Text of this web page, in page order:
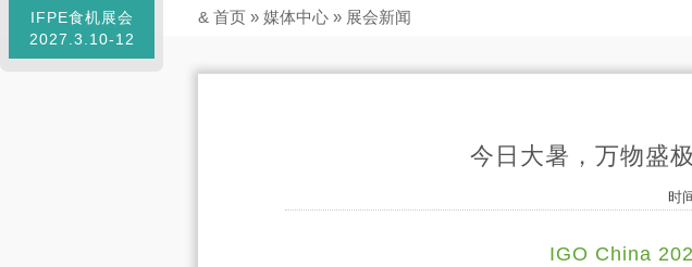
IFPE食机展会
2027.3.10-12
& 首页 » 媒体中心 » 展会新闻
今日大暑，万物盛
时
IGO China